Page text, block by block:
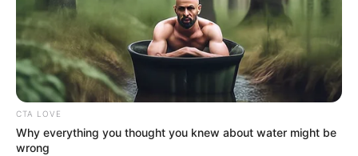
CTA LOVE
Why everything you thought you knew about water might be
wrong